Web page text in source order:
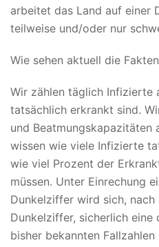
arbeitet das Land auf einer
teilweise und/oder nur
Wie sehen aktuell die
Wir zählen täglich Infizierte
tatsächlich erkrankt sind.
und Beatmungskapazitäten
wissen wie viele Infizierte
wie viel Prozent der
müssen. Unter Einrechung
Dunkelziffer wird sich,
Dunkelziffer, sicherlich
bisher bekannten